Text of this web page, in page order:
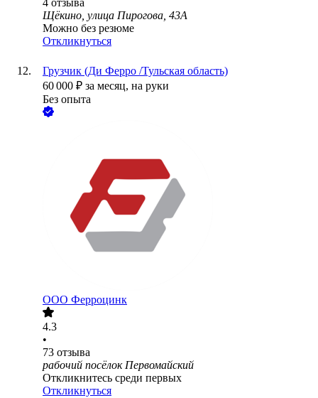
4 отзыва
Щёкино, улица Пирогова, 43А
Можно без резюме
Откликнуться
Грузчик (Ди Ферро /Тульская область)
60 000 ₽ за месяц, на руки
Без опыта
ООО Ферроцинк
4.3
•
73 отзыва
рабочий посёлок Первомайский
Откликнитесь среди первых
Откликнуться